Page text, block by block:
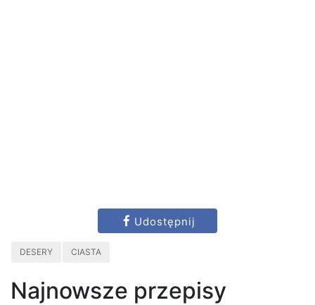
Udostępnij
DESERY CIASTA
Najnowsze przepisy